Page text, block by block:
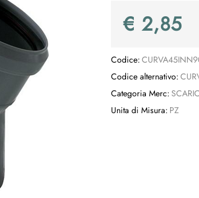
€ 2,85
Codice:
Codice alternativo:
Categoria Merc:
Unita di Misura: PZ